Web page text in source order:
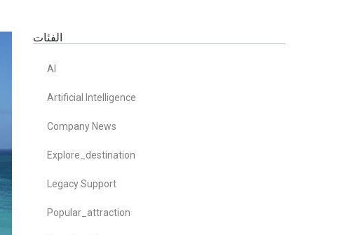
الفئات
AI
Artificial Intelligence
Company News
Explore_destination
Legacy Support
Popular_attraction